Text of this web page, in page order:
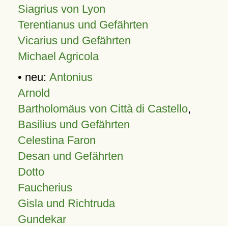
Siagrius von Lyon
Terentianus und Gefährten
Vicarius und Gefährten
Michael Agricola
• neu: Antonius
Arnold
Bartholomäus von Città di Castello,
Basilius und Gefährten
Celestina Faron
Desan und Gefährten
Dotto
Faucherius
Gisla und Richtruda
Gundekar